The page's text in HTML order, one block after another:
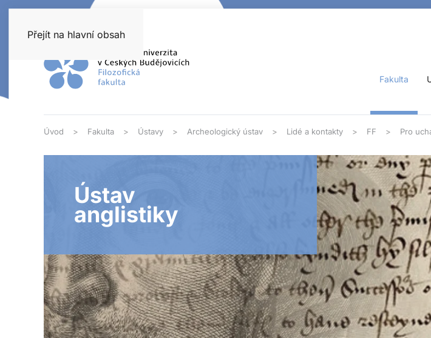
Přejít na hlavní obsah
Fakulta
Úvod Fakulta Ústavy Archeologický ústav Lidé a kontakty FF Pro
Ústav
anglistiky